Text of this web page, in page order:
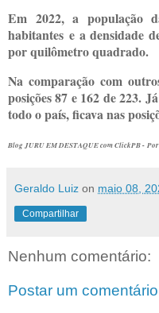
Em 2022, a população
habitantes e a densidade
por quilômetro quadrado.
Na comparação com
posições 87 e 162 de 223.
todo o país, ficava nas
Blog JURU EM DESTAQUE com ClickPB -
Geraldo Luiz on maio 08,
Compartilhar
Nenhum comentário:
Postar um comentário